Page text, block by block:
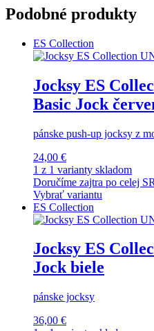
Podobné produkty
ES Collection
Jocksy ES
Basic Jock
pánske push-up jocksy z
24,00 €
1 z 1 varianty skladom
Doručíme zajtra po celej SR
Vybrať variantu
ES Collection
Jocksy ES
Jock biele
pánske jocksy
36,00 €